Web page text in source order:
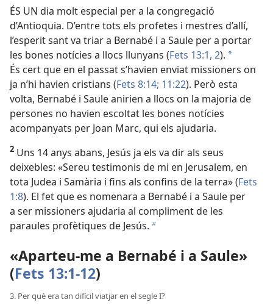
ÉS UN dia molt especial per a la congregació
d’Antioquia. D’entre tots els profetes i mestres d’allí,
l’esperit sant va triar a Bernabé i a Saule per a portar
les bones notícies a llocs llunyans (Fets 13:1, 2). a
És cert que en el passat s’havien enviat missioners on
ja n’hi havien cristians (Fets 8:14; 11:22). Però esta
volta, Bernabé i Saule anirien a llocs on la majoria de
persones no havien escoltat les bones notícies
acompanyats per Joan Marc, qui els ajudaria.
2 Uns 14 anys abans, Jesús ja els va dir als seus
deixebles: «Sereu testimonis de mi en Jerusalem, en
tota Judea i Samària i fins als confins de la terra» (Fets
1:8). El fet que es nomenara a Bernabé i a Saule per
a ser missioners ajudaria al compliment de les
paraules profètiques de Jesús. b
«Aparteu-me a Bernabé i a Saule»
(Fets 13:1-12)
3. Per què era tan difícil viatjar en el segle I?